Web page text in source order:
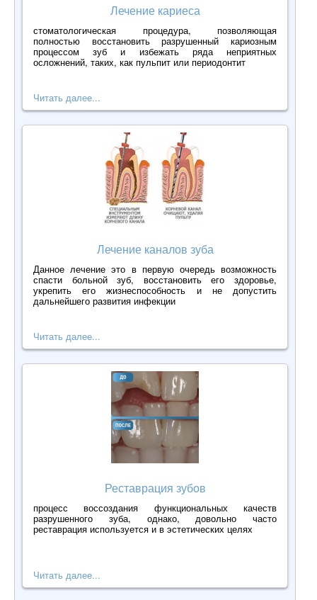
Лечение кариеса
стоматологическая процедура, позволяющая
полностью восстановить разрушенный кариозным
процессом зуб и избежать ряда неприятных
осложнений, таких, как пульпит или периодонтит
Читать далее...
Лечение каналов зуба
Данное лечение это в первую очередь возможность
спасти больной зуб, восстановить его здоровье,
укрепить его жизнеспособность и не допустить
дальнейшего развития инфекции
Читать далее...
Реставрация зубов
процесс воссоздания функциональных качеств
разрушенного зуба, однако, довольно часто
реставрация используется и в эстетических целях
Читать далее...